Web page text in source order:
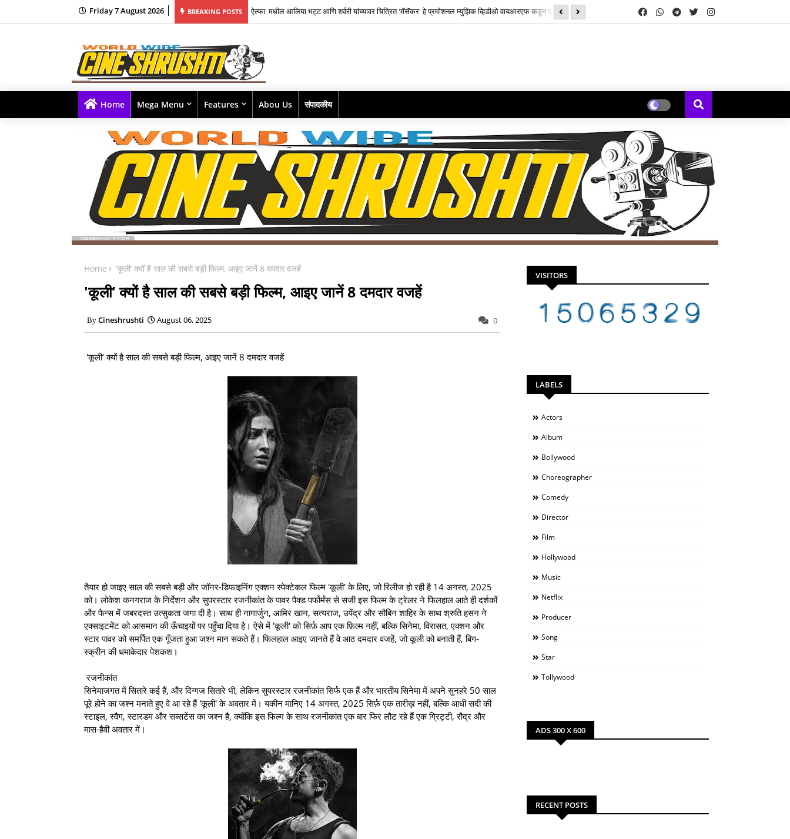
Friday 7 August 2026 BREAKING POSTS
यांच्यावर चित्रित 'मॅसॅकर' हे प्रमोशनल म्युझिक व्हिडीओ वायआरएफ कडून प्रदर्शित! यश राज फिल्म्सकडून भारतातील स्वतंत्र संगीत क्षेत्रातील नव्या पिढीतील प्रतिभांना घडवण्यासाठी ‘राह रेकॉर्ड्स’ची सुरुवात ‘झिम्मा ३’च्या चित्रीकरणाला सुरुवात
Home Mega Menu Features Abou Us संपादकीय
Home 'कूली’ क्यों है साल की सबसे बड़ी फिल्म, आइए जानें 8 दमदार वजहें
'कूली’ क्यों है साल की सबसे बड़ी फिल्म, आइए जानें 8 दमदार वजहें
Cineshrushti August 06, 2025 0
'कूली’ क्यों है साल की सबसे बड़ी फिल्म, आइए जानें 8 दमदार वजहें
तैयार हो जाइए साल की सबसे बड़ी और जॉनर-डिफाइनिंग एक्शन स्पेक्टेकल फिल्म 'कूली' के लिए, जो रिलीज हो रही है 14 अगस्त, 2025
को। लोकेश कनगराज के निर्देशन और सुपरस्टार रजनीकांत के पावर पैक्ड पर्फोर्मंस से सजी इस फिल्म के ट्रेलर ने फिलहाल आते ही दर्शकों
और फैन्स में जबरदस्त उत्सुकता जगा दी है। साथ ही नागार्जुन, आमिर खान, सत्यराज, उपेंद्र और सौबिन शाहिर के साथ श्रुति हसन ने
एक्साइटमेंट को आसमान की ऊँचाइयों पर पहुँचा दिया है। ऐसे में 'कूली' को सिर्फ़ आप एक फ़िल्म नहीं, बल्कि सिनेमा, विरासत, एक्शन और
स्टार पावर को समर्पित एक गूँजता हुआ जश्न मान सकते हैं। फिलहाल आइए जानते हैं वे आठ दमदार वजहें, जो कूली को बनाती हैं, बिग-
स्क्रीन की धमाकेदार पेशकश।
रजनीकांत
सिनेमाजगत में सितारे कई हैं, और दिग्गज सितारे भी, लेकिन सुपरस्टार रजनीकांत सिर्फ एक हैं और भारतीय सिनेमा में अपने सुनहरे 50 साल
पूरे होने का जश्न मनाते हुए वे आ रहे हैं 'कूली' के अवतार में। यकीन मानिए 14 अगस्त, 2025 सिर्फ़ एक तारीख़ नहीं, बल्कि आधी सदी की
स्टाइल, स्वैग, स्टारडम और सब्सटेंस का जश्न है, क्योंकि इस फिल्म के साथ रजनीकांत एक बार फिर लौट रहे हैं एक ग्रिट्टी, रौद्र और
मास-हैवी अवतार में।
VISITORS
LABELS
Actors
Album
Bollywood
Choreographer
Comedy
Director
Film
Hollywood
Music
Netflix
Producer
Song
Star
Tollywood
ADS 300 X 600
RECENT POSTS